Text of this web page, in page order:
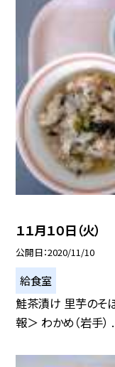
１１月１０日（火）
公開日 2020/11/10
給食室
鮭茶漬け 里芋のそ
報＞ わかめ（岩手）